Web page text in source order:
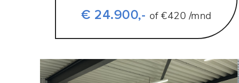
€ 24.900,- of €420 /mnd